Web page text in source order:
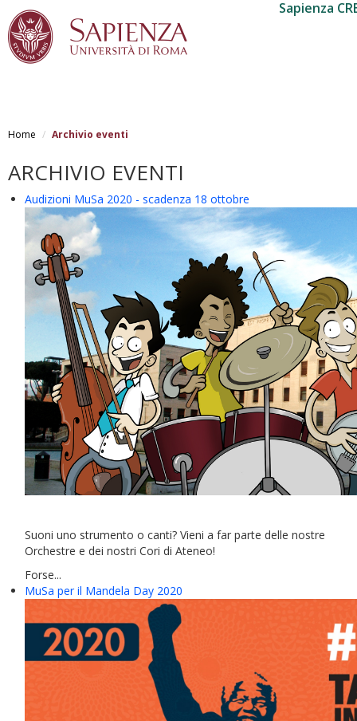
al
principale
Sapienza
Home Archivio eventi
ARCHIVIO EVENTI
Audizioni MuSa 2020 - scadenza 18 ottobre
Suoni uno strumento o canti? Vieni a far parte delle nostre
Orchestre e dei nostri Cori di Ateneo!
Forse...
MuSa per il Mandela Day 2020